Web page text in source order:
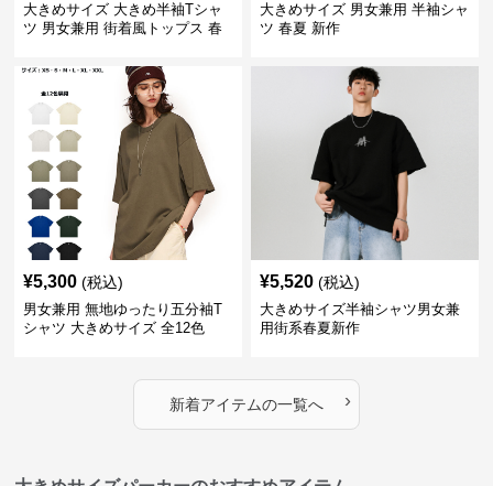
大きめサイズ 大きめ半袖Tシャ
ツ 男女兼用 街着風トップス 春
大きめサイズ 男女兼用 半袖シャ
ツ 春夏 新作
¥5,300 (税込)
男女兼用 無地ゆったり五分袖T
シャツ 大きめサイズ 全12色
¥5,520 (税込)
大きめサイズ半袖シャツ男女兼
用街系春夏新作
新着アイテムの一覧へ ›